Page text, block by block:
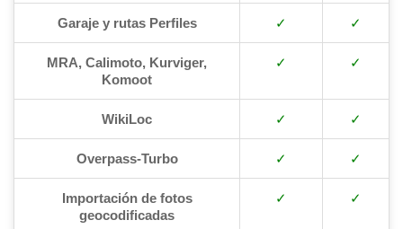
Garaje y rutas Perfiles ✓ ✓
MRA, Calimoto, Kurviger,
Komoot
✓ ✓
WikiLoc ✓ ✓
Overpass-Turbo ✓ ✓
Importación de fotos
geocodificadas
✓ ✓